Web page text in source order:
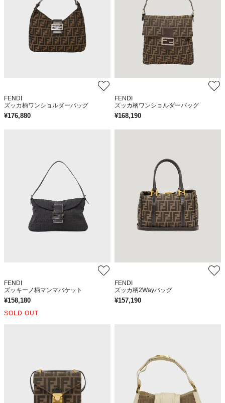
FENDI
ズッカ柄ワンショルダーバッグ
¥176,880
FENDI
ズッカ柄ワンショルダーバッグ
¥168,190
FENDI
ズッキーノ柄マンマバケット
¥158,180
SOLD OUT
FENDI
ズッカ柄2Wayバッグ
¥157,190